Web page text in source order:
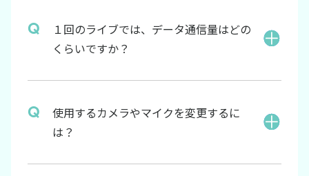
１回のライブでは、データ通信量はどの
くらいですか？
使用するカメラやマイクを変更するに
は？